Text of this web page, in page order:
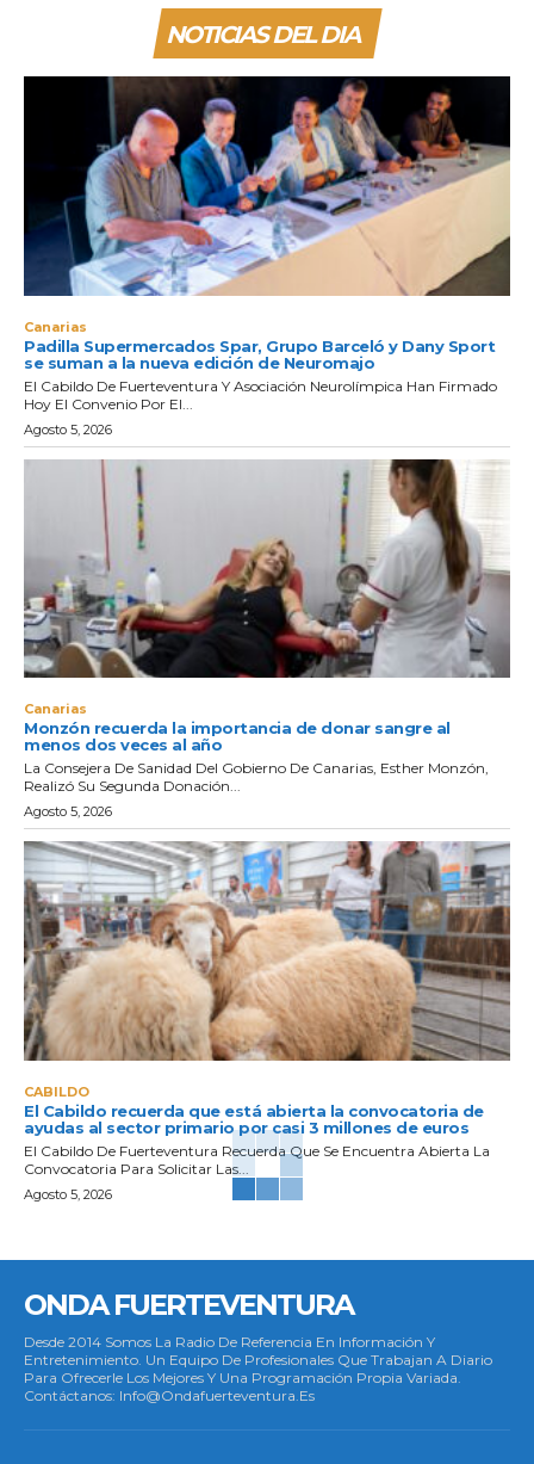
NOTICIAS DEL DIA
Canarias
Padilla Supermercados Spar, Grupo Barceló y Dany Sport
se suman a la nueva edición de Neuromajo
El Cabildo De Fuerteventura Y Asociación Neurolímpica Han Firmado
Hoy El Convenio Por El...
Agosto 5, 2026
Canarias
Monzón recuerda la importancia de donar sangre al
menos dos veces al año
La Consejera De Sanidad Del Gobierno De Canarias, Esther Monzón,
Realizó Su Segunda Donación...
Agosto 5, 2026
CABILDO
El Cabildo recuerda que está abierta la convocatoria de
ayudas al sector primario por casi 3 millones de euros
El Cabildo De Fuerteventura Recuerda Que Se Encuentra Abierta La
Convocatoria Para Solicitar Las...
Agosto 5, 2026
ONDA FUERTEVENTURA
Desde 2014 Somos La Radio De Referencia En Información Y
Entretenimiento. Un Equipo De Profesionales Que Trabajan A Diario
Para Ofrecerle Los Mejores Y Una Programación Propia Variada.
Contáctanos: Info@ondafuerteventura.es